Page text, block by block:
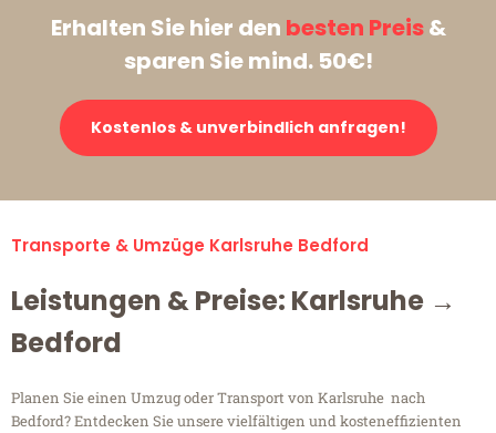
Erhalten Sie hier den besten Preis&
sparen Sie mind. 50€!
Kostenlos & unverbindlich anfragen!
Transporte & Umzüge Karlsruhe Bedford
Leistungen & Preise: Karlsruhe →
Bedford
Planen Sie einen Umzug oder Transport von Karlsruhe nach
Bedford? Entdecken Sie unsere vielfältigen und kosteneffizienten